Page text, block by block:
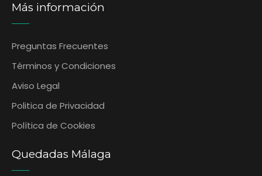
Más información
Preguntas Frecuentes
‎Términos y Condiciones
Aviso Legal
Politica de Privacidad
Política de Cookies
Quedadas Málaga